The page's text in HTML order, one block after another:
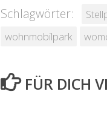
Schlagwörter:
wohnmobilpark
FÜR DICH